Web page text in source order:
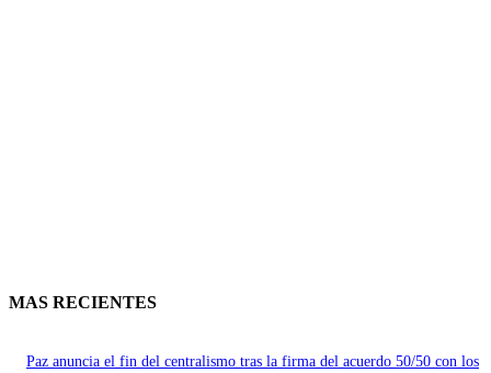
MAS RECIENTES
Paz anuncia el fin del centralismo tras la firma del acuerdo 50/50 con los